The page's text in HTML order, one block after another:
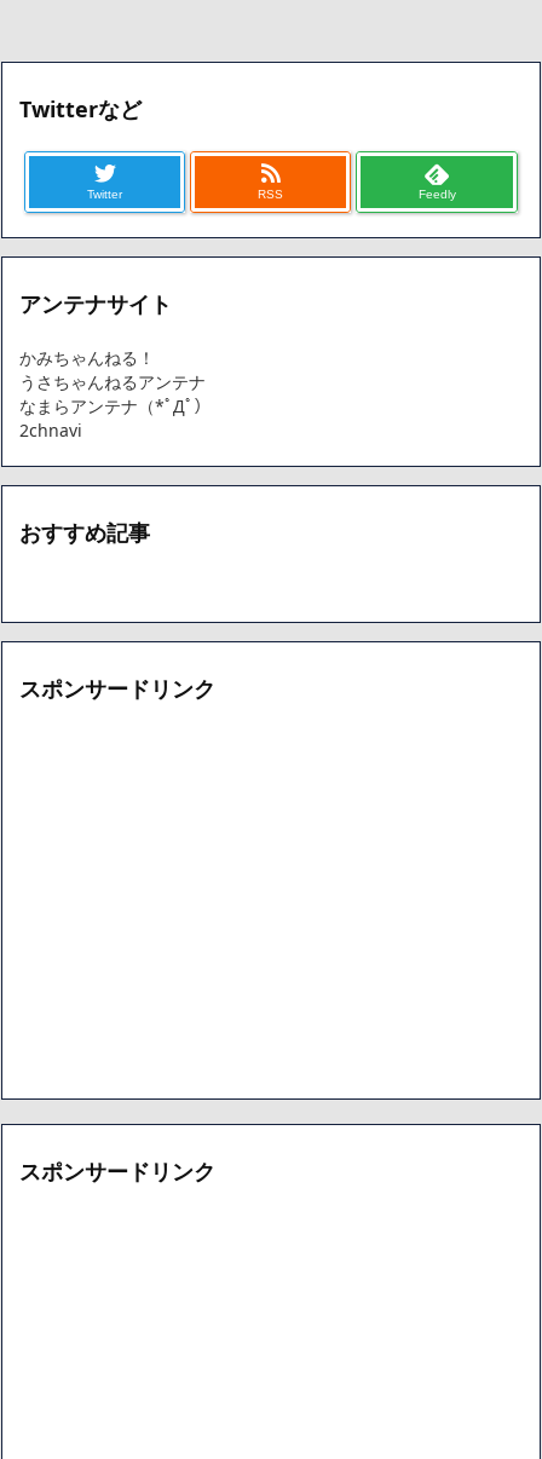
Twitterなど
Twitter RSS Feedly
アンテナサイト
かみちゃんねる！
うさちゃんねるアンテナ
なまらアンテナ（*ﾟДﾟ）
2chnavi
おすすめ記事
スポンサードリンク
スポンサードリンク